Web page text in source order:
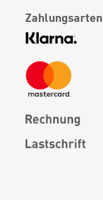
Zahlungsarten